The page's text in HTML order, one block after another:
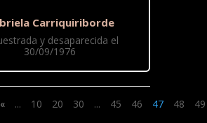
Carriquiriborde
y desaparecida el
30/09/1976
« ... 10 20 30 ... 45 46 47 48 49